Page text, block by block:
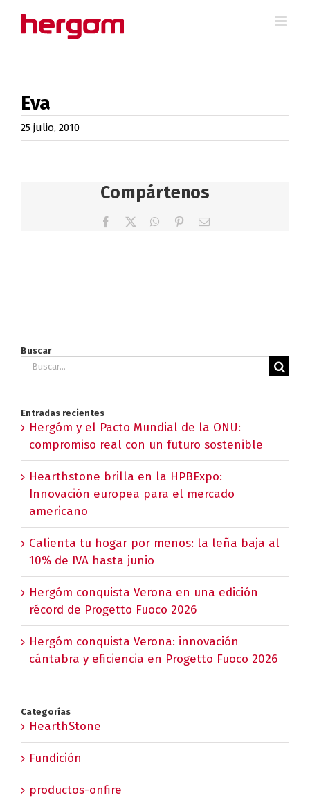
Eva
25 julio, 2010
Compártenos
Facebook WhatsApp
PinterestCorreo
Buscar
Buscar:
Entradas recientes
Hergóm y el Pacto Mundial de la ONU:
compromiso real con un futuro sostenible
Hearthstone brilla en la HPBExpo:
Innovación europea para el mercado
americano
Calienta tu hogar por menos: la leña baja al
10% de IVA hasta junio
Hergóm conquista Verona en una edición
récord de Progetto Fuoco 2026
Hergóm conquista Verona: innovación
cántabra y eficiencia en Progetto Fuoco 2026
Categorías
HearthStone
Fundición
productos-onfire